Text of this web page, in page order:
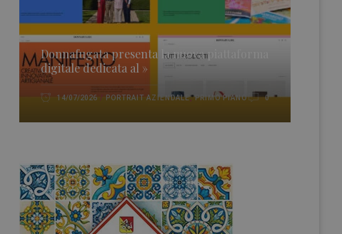
Donnafugata presenta la nuova piattaforma
digitale dedicata al »
14/07/2026 PORTRAIT AZIENDALE,PRIMO PIANO 0